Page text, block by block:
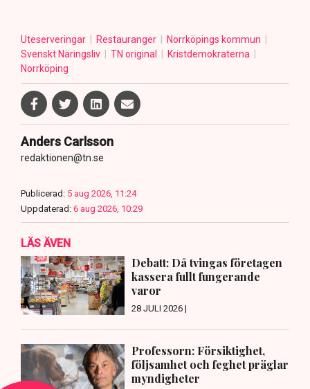
Uteserveringar Restauranger
Norrköpings kommun
Svenskt Näringsliv
TN original
Kristdemokraterna
Norrköping
Anders Carlsson
redaktionen@tn.se
Publicerad: 5 aug 2026, 11:24
Uppdaterad: 6 aug 2026, 10:29
LÄS ÄVEN
Debatt: Då tvingas företagen
kassera fullt fungerande
varor
28 JULI 2026 |
Professorn: Försiktighet,
följsamhet och feghet präglar
myndigheter